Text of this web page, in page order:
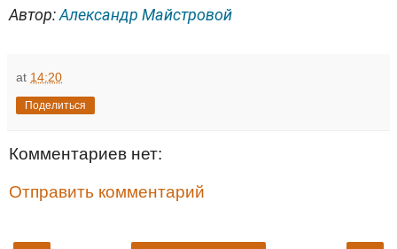
Автор:Александр Майстровой
at 14:20
Поделиться
Комментариев нет:
Отправить комментарий